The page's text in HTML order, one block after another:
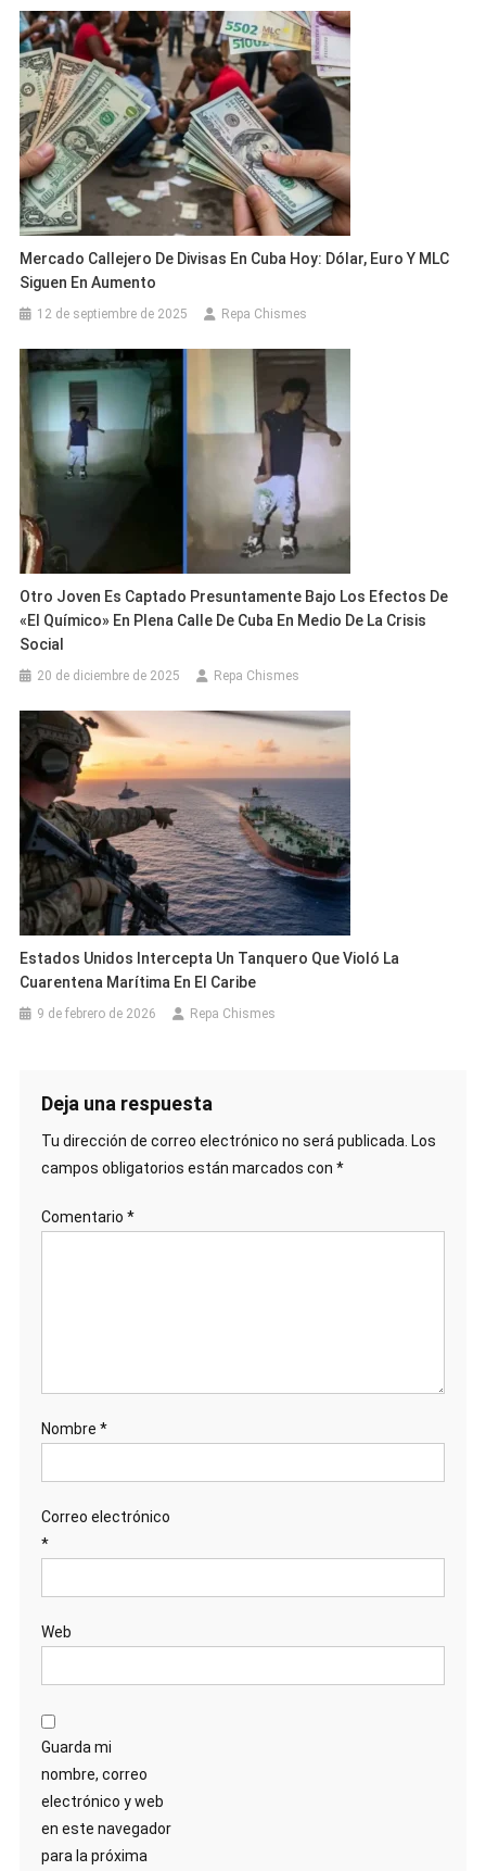
Mercado Callejero De Divisas En Cuba Hoy: Dólar, Euro Y MLC
Siguen En Aumento
12 de septiembre de 2025 Repa Chismes
Otro Joven Es Captado Presuntamente Bajo Los Efectos De
«El Químico» En Plena Calle De Cuba En Medio De La Crisis
Social
20 de diciembre de 2025 Repa Chismes
Estados Unidos Intercepta Un Tanquero Que Violó La
Cuarentena Marítima En El Caribe
9 de febrero de 2026 Repa Chismes
Deja una respuesta
Tu dirección de correo electrónico no será publicada. Los
campos obligatorios están marcados con *
Comentario *
Nombre *
Correo electrónico
*
Web
Guarda mi
nombre, correo
electrónico y web
en este navegador
para la próxima